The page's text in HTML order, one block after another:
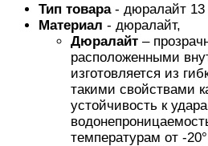
Тип товара- дюралайт 13
Материал - дюралайт,
Дюралайт –
расположенными
изготовляется из
такими свойствами
устойчивость к
температурам от -